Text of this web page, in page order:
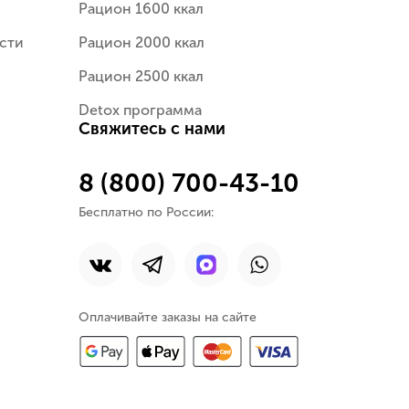
Рацион 1600 ккал
Рацион 2000 ккал
Рацион 2500 ккал
Detox программа
Свяжитесь с нами
8 (800) 700-43-10
Бесплатно по России:
Оплачивайте заказы на сайте